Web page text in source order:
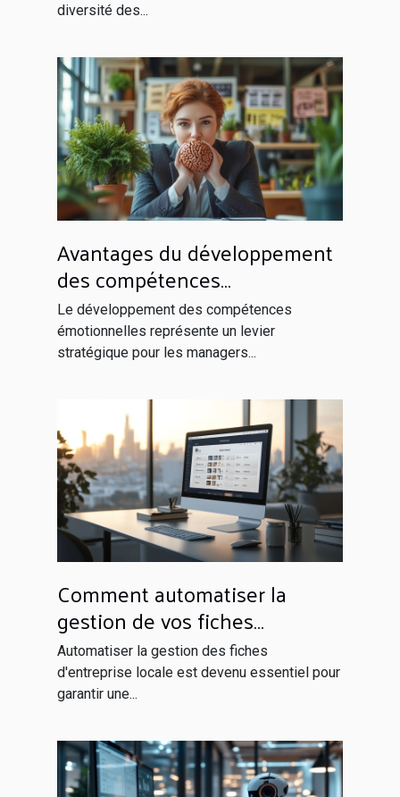
diversité des...
Avantages du développement
des compétences
émotionnelles pour les
managers
Le développement des compétences
émotionnelles représente un levier
stratégique pour les managers...
Comment automatiser la
gestion de vos fiches
d'entreprise locale
Automatiser la gestion des fiches
d'entreprise locale est devenu essentiel pour
garantir une...